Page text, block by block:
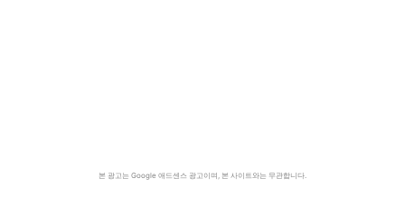
본 광고는 Google 애드센스 광고이며, 본 사이트와는 무관합니다.